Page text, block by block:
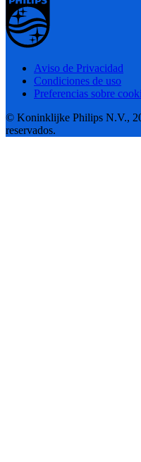
Aviso de Privacidad
Condiciones de uso
Preferencias sobre
© Koninklijke Philips N.V.,
reservados.